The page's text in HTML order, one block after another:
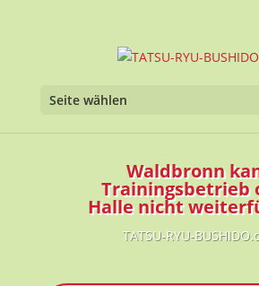
Seite wählen
Waldbronn
Trainingsbetrieb
Halle nicht
TATSU-RYU-